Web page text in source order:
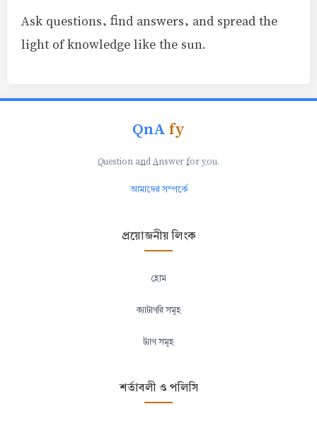
Ask questions, find answers, and spread the
light of knowledge like the sun.
QnAfy
Question andAnswer foryou.
আমাদের সম্পর্কে
প্রয়োজনীয় লিংক
হোম
ক্যাটাগরি সমূহ
ট্যাগ সমূহ
শর্তাবলী ও পলিসি